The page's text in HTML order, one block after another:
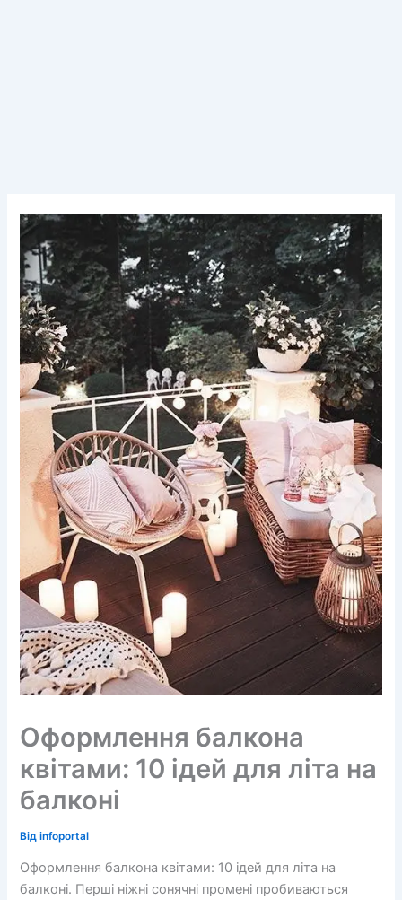
Оформлення балкона
квітами: 10 ідей для літа на
балконі
Відinfoportal
Оформлення балкона квітами: 10 ідей для літа на
балконі. Перші ніжні сонячні промені пробиваються